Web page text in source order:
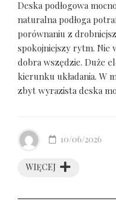
Deska podłogowa
naturalna podłoga
porównaniu z
spokojniejszy rytm. Nie
dobra wszędzie. Duże
kierunku układania. W
zbyt wyrazista deska
WIĘCEJ
10/06/2026